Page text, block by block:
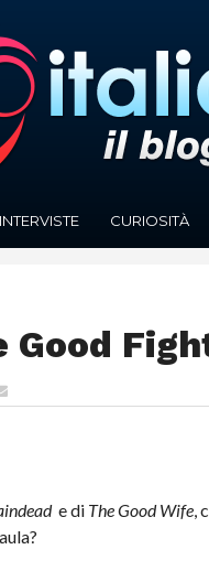
INTERVISTE CURIOSITÀ
Good
edi The Good Wife,